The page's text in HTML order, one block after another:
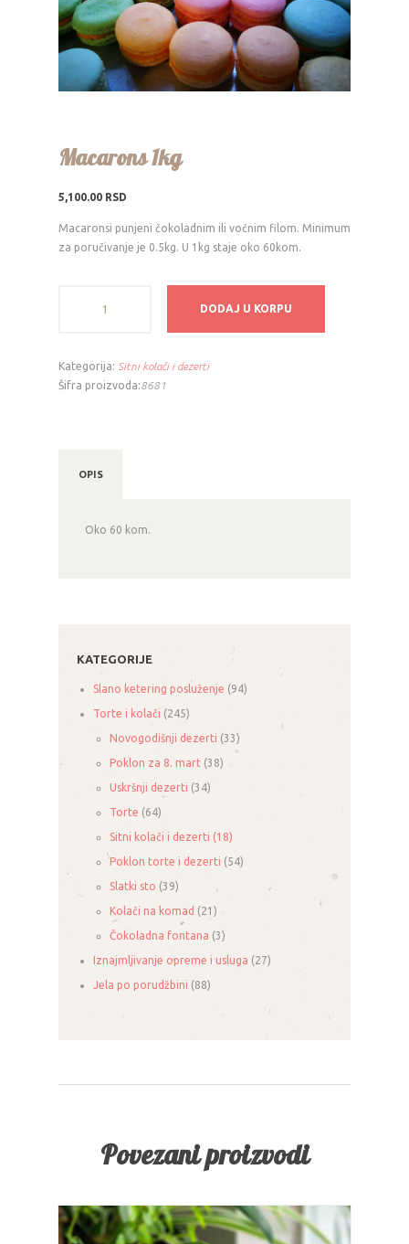
Macarons 1kg
5,100.00 RSD
Macaronsi punjeni čokoladnim ili voćnim filom. Minimum
za poručivanje je 0.5kg. U 1kg staje oko 60kom.
DODAJ U KORPU
Kategorija: Sitni kolači i dezerti
Šifra proizvoda:8681
OPIS
Oko 60 kom.
KATEGORIJE
Slano ketering posluženje (94)
Torte i kolači (245)
Novogodišnji dezerti (33)
Poklon za 8. mart (38)
Uskršnji dezerti (34)
Torte (64)
Sitni kolači i dezerti (18)
Poklon torte i dezerti (54)
Slatki sto (39)
Kolači na komad (21)
Čokoladna fontana (3)
Iznajmljivanje opreme i usluga (27)
Jela po porudžbini (88)
Povezani proizvodi